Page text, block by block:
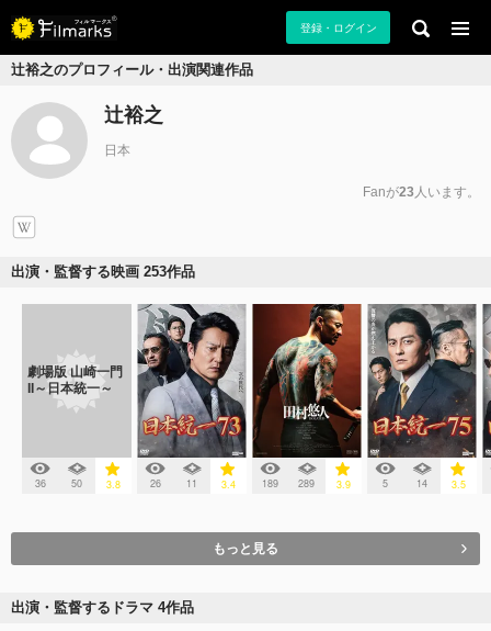
登録・ログイン
辻裕之のプロフィール・出演関連作品
辻裕之
日本
Fanが23 人います。
出演・監督する映画 253作品
劇場版 山崎一門
II～日本統一～
36 50 3.8 26 11 3.4 189 289 3.9 5 14 3.5
もっと見る
出演・監督するドラマ 4作品